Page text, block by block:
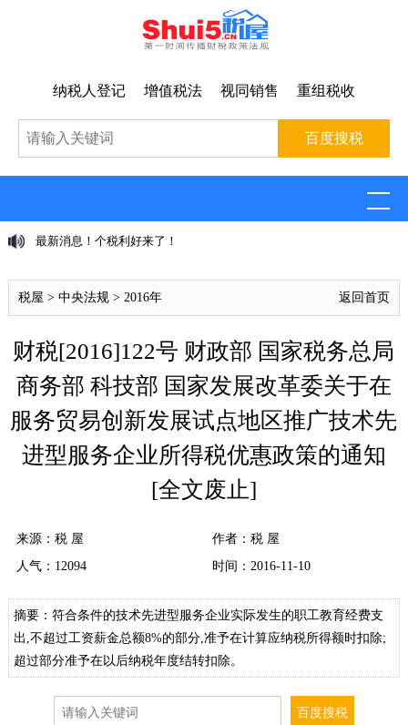
纳税人登记 增值税法 视同销售 重组税收
最新消息！个税利好来了！
税屋 > 中央法规> 2016年 返回首页
财税[2016]122号 财政部 国家税务总局
商务部 科技部 国家发展改革委关于在
服务贸易创新发展试点地区推广技术先
进型服务企业所得税优惠政策的通知
[全文废止]
来源： 税 屋
作者：税 屋
人气： 12094 时间：2016-11-10
摘要：符合条件的技术先进型服务企业实际发生的职工教育经费支
出,不超过工资薪金总额8%的部分,准予在计算应纳税所得额时扣除;
超过部分准予在以后纳税年度结转扣除。